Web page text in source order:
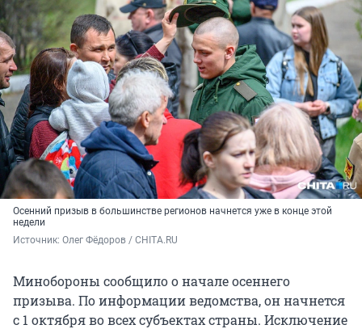
Осенний призыв в большинстве регионов начнется уже в конце этой
недели
Источник: Олег Фёдоров / CHITA.RU
Минобороны сообщило о начале осеннего
призыва. По информации ведомства, он начнется
с 1 октября во всех субъектах страны. Исключение